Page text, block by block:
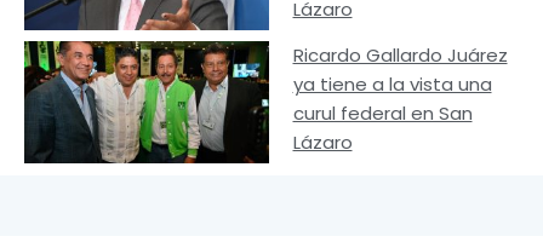
Lázaro
Ricardo Gallardo Juárez
ya tiene a la vista una
curul federal en San
Lázaro